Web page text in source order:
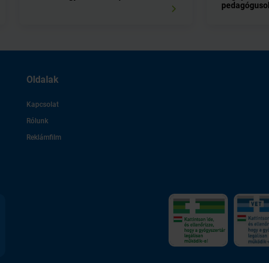
Oldalak
Kapcsolat
Rólunk
Reklámfilm